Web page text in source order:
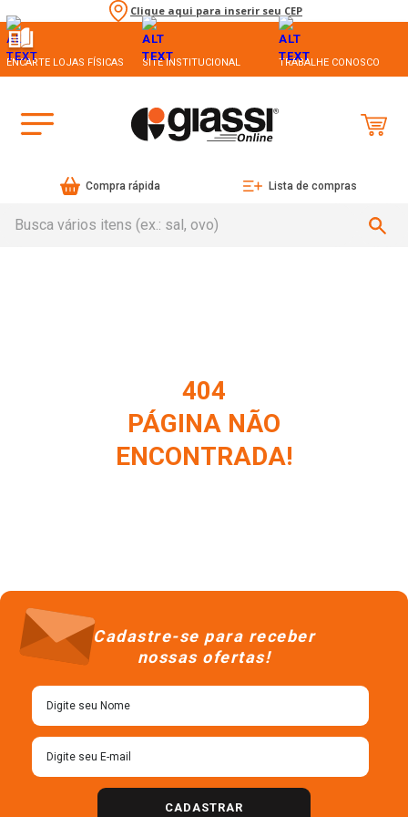
Clique aqui para inserir seu CEP
ENCARTE LOJAS FÍSICAS SITE INSTITUCIONAL TRABALHE CONOSCO
Compra rápida Lista de compras
404
PÁGINA NÃO
ENCONTRADA!
Cadastre-se para receber
nossas ofertas!
CADASTRAR